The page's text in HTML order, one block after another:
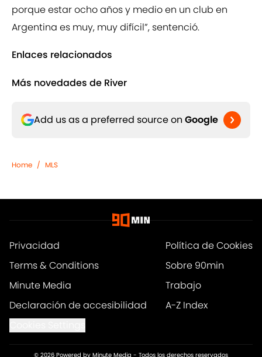
porque estar ocho años y medio en un club en
Argentina es muy, muy difícil”, sentenció.
Enlaces relacionados
Más novedades de River
Add us as a preferred source on Google
Home / MLS
Privacidad
Política de Cookies
Terms & Conditions
Sobre 90min
Minute Media
Trabajo
Declaración de accesibilidad
A-Z Index
© 2026 Powered by Minute Media - Todos los derechos reservados